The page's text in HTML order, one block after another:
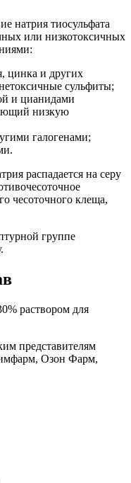
натрия тиосульфата
или низкотоксичных
цинка и других
сульфиты;
и цианидами
низкую
галогенами;
распадается на серу
чесоточного клеща,
группе
раствором для
представителям
Озон Фарм,